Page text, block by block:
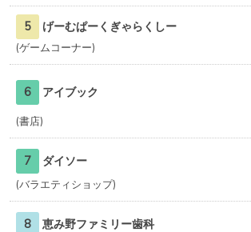
5 げーむぱーくぎゃらくしー
ゲームコーナー
6 アイブック
書店
7 ダイソー
バラエティショップ
8 恵み野ファミリー歯科